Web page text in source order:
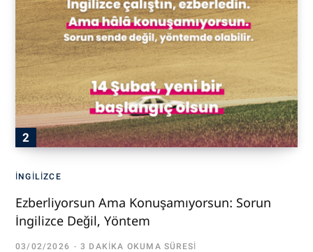
İNGILIZCE
Ezberliyorsun Ama Konuşamıyorsun: Sorun
İngilizce Değil, Yöntem
03/02/2026 3 DAKIKA OKUMA SÜRESI